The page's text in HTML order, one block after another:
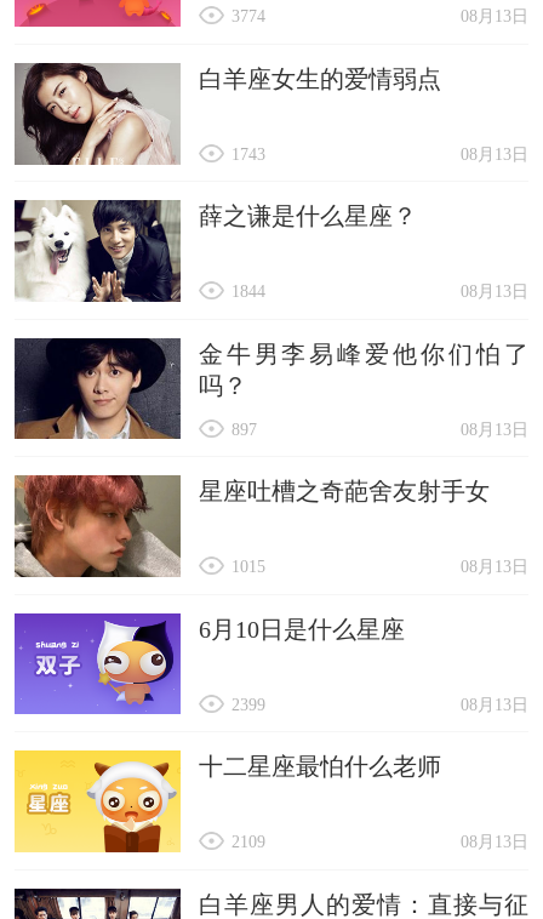
08月13日
3774
白羊座女生的爱情弱点
08月13日
1743
薛之谦是什么星座？
08月13日
1844
金牛男李易峰爱他你们怕了
吗？
08月13日
897
星座吐槽之奇葩舍友射手女
08月13日
1015
6月10日是什么星座
08月13日
2399
十二星座最怕什么老师
08月13日
2109
白羊座男人的爱情：直接与征